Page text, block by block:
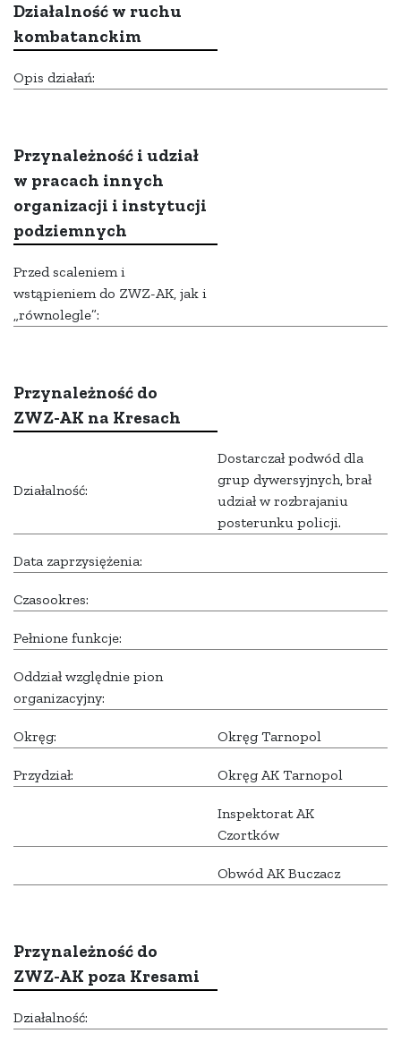
Działalność w ruchu
kombatanckim
Opis działań:
Przynależność i udział
w pracach innych
organizacji i instytucji
podziemnych
Przed scaleniem i
wstąpieniem do ZWZ-AK, jak i
„równolegle”:
Przynależność do
ZWZ-AK na Kresach
Działalność:
Dostarczał podwód dla
grup dywersyjnych, brał
udział w rozbrajaniu
posterunku policji.
Data zaprzysiężenia:
Czasookres:
Pełnione funkcje:
Oddział względnie pion
organizacyjny:
Okręg: Okręg Tarnopol
Przydział: Okręg AK Tarnopol
Inspektorat AK
Czortków
Obwód AK Buczacz
Przynależność do
ZWZ-AK poza Kresami
Działalność: